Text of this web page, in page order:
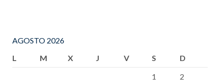
AGOSTO 2026
L
M X J V S
D
1
2